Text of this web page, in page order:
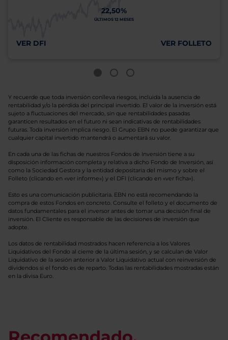
22,50%
ÚLTIMOS 12 MESES
VER DFI VER FOLLETO
Y recuerde que toda inversión conlleva riesgos, incluida la ausencia de
rentabilidad y/o la pérdida del principal invertido. El valor de la inversión está
sujeto a fluctuaciones del mercado, sin que rentabilidades pasadas
garanticen resultados en el futuro ni sean indicativas de rentabilidades
futuras. Toda inversión implica riesgo. El Grupo EBN no puede garantizar que
cualquier capital invertido mantendrá o aumentará su valor.
En cada una de las fichas de nuestros Fondos de Inversión tiene a su
disposición información completa y relativa a dicho Fondo de Inversión, así
como la Sociedad Gestora y la entidad depositaria del mismo y sobre el
Folleto (clicando en «ver informe») y el DFI (clicando en «ver ficha»).
Esto es una comunicación publicitaria. EBN no está recomendando la
compra de estos Fondos en concreto. Consulte el folleto y el documento de
datos fundamentales para el inversor antes de tomar una decisión final de
inversión. El Cliente es responsable de las decisiones de inversión que
adopte.
Los datos de rentabilidad mostrados hacen referencia a los Valores
Liquidativos del Fondo al cierre de la última sesión, y se calculan de Valor
Liquidativo de la sesión anterior a Valor Liquidativo actual con reinversión de
dividendos si el fondo es de reparto. Todas las rentabilidades mostradas están
en la divisa Euro.